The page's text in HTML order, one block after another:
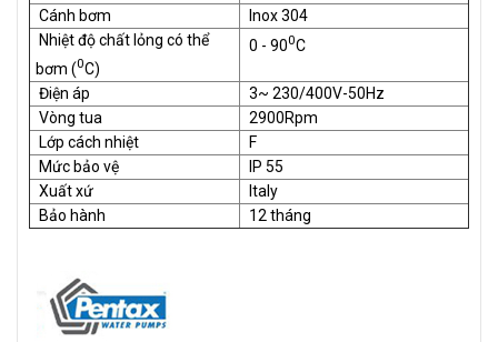
Cánh bơm
Inox 304
Nhiệt độ chất lỏng có thể
bơm (0C)
0 - 900C
Điện áp
3~ 230/400V-50Hz
Vòng tua
2900Rpm
Lớp cách nhiệt
F
Mức bảo vệ
IP 55
Xuất xứ
Italy
Bảo hành
12 tháng